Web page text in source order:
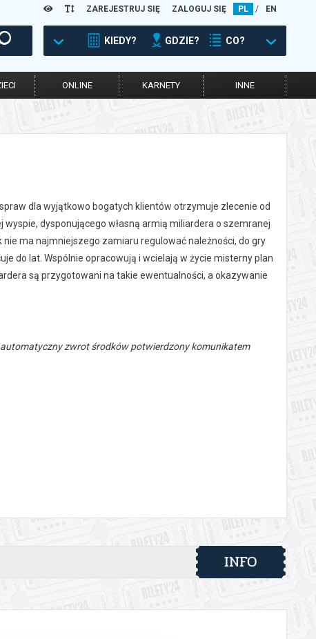
ZAREJESTRUJ SIĘ ZALOGUJ SIĘ PL / EN
KIEDY? GDZIE? CO?
ONLINE KARNETY INNE
dla wyjątkowo bogatych klientów otrzymuje zlecenie od
dysponującego własną armią miliardera o szemranej
ma najmniejszego zamiaru regulować należności, do gry
do lat. Wspólnie opracowują i wcielają w życie misterny plan
są przygotowani na takie ewentualności, a okazywanie
zwrot środków potwierdzony komunikatem
INFO